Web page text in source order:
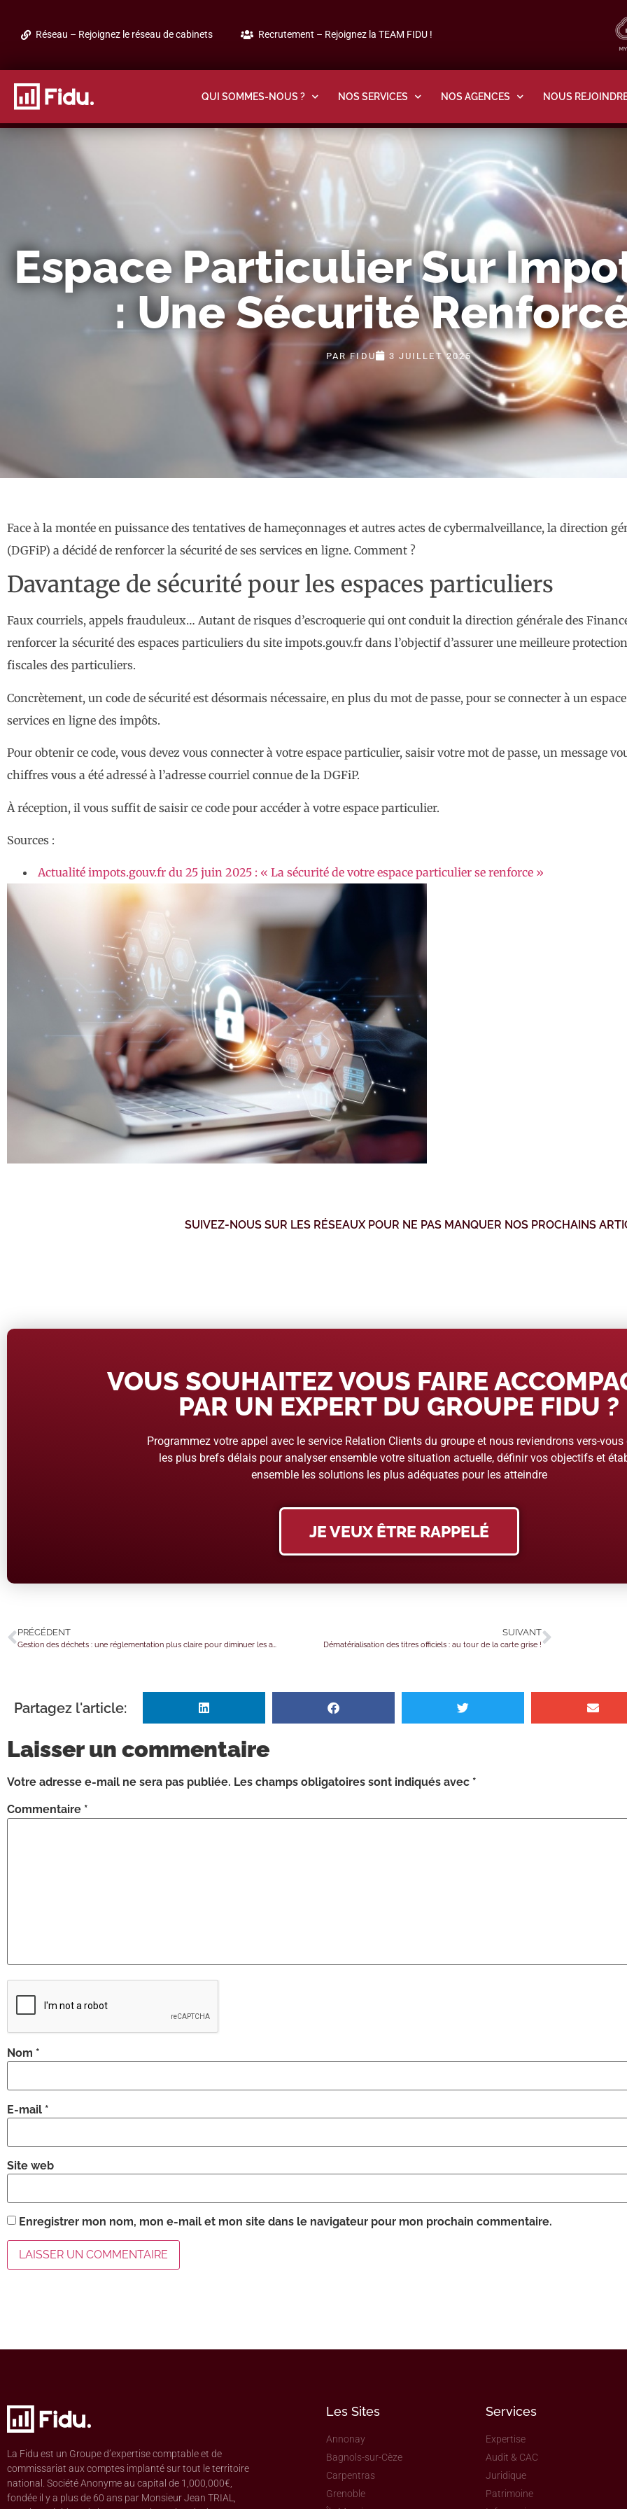
Réseau – Rejoignez le réseau de cabinets Recrutement – Rejoignez la TEAM FIDU !
QUI SOMMES-NOUS ? NOS SERVICES NOS AGENCES NOUS
Espace Particulier Sur
: Une Sécurité
PARFIDU 3 JUILLET 2025
Face à la montée en puissance des tentatives de hameçonnages et autres actes de cybermalveillance, la direction
(DGFiP) a décidé de renforcer la sécurité de ses services en ligne. Comment ?
Davantage de sécurité pour les espaces particuliers
Faux courriels, appels frauduleux… Autant de risques d’escroquerie qui ont conduit la direction générale des
renforcer la sécurité des espaces particuliers du site impots.gouv.fr dans l’objectif d’assurer une meilleure
fiscales des particuliers.
Concrètement, un code de sécurité est désormais nécessaire, en plus du mot de passe, pour se connecter à un
services en ligne des impôts.
Pour obtenir ce code, vous devez vous connecter à votre espace particulier, saisir votre mot de passe, un message
chiffres vous a été adressé à l’adresse courriel connue de la DGFiP.
À réception, il vous suffit de saisir ce code pour accéder à votre espace particulier.
Sources :
Actualité impots.gouv.fr du 25 juin 2025 : « La sécurité de votre espace particulier se renforce »
SUIVEZ-NOUS SUR LES RÉSEAUX POUR NE PAS MANQUER NOS PROCHAINS
VOUS SOUHAITEZ VOUS FAIRE
PAR UN EXPERT DU GROUPE FIDU ?
Programmez votre appel avec le service Relation Clients du groupe et nous reviendrons vers-vous
les plus brefs délais pour analyser ensemble votre situation actuelle, définir vos objectifs et
ensemble les solutions les plus adéquates pour les atteindre
JE VEUX ÊTRE RAPPELÉ
PRÉCÉDENT
Gestion des déchets : une réglementation plus claire pour diminuer les accidents
SUIVANT
Dématérialisation des titres officiels : au tour de la carte grise !
Partagez l'article:
Laisser un commentaire
Votre adresse e-mail ne sera pas publiée. Les champs obligatoires sont indiqués avec *
Commentaire *
Nom *
E-mail *
Site web
Enregistrer mon nom, mon e-mail et mon site dans le navigateur pour mon prochain commentaire.
La Fidu est un Groupe d’expertise comptable et de
commissariat aux comptes implanté sur tout le territoire
national. Société Anonyme au capital de 1,000,000€,
fondée il y a plus de 60 ans par Monsieur Jean TRIAL,
Les Sites
Annonay
Bagnols-sur-Cèze
Carpentras
Grenoble
Services
Expertise
Audit & CAC
Juridique
Patrimoine